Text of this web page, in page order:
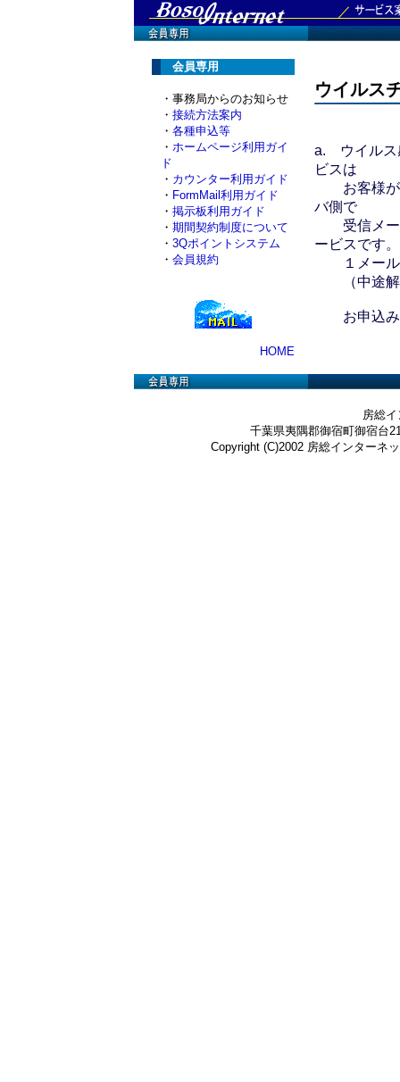
会員専用
・事務局からのお知らせ
・ 接続方法案内
・ 各種申込等
・ ホームページ利用ガイ
ド
・ カウンター利用ガイド
・ FormMail利用ガイド
・ 掲示板利用ガイド
・ 期間契約制度について
・ 3Qポイントシステム
・ 会員規約
HOME
ウイルス
a. ウイルス
ビスは
お客様が
バ側で
受信メー
ービスです。
１メール
（中途解
お申込み
房総
千葉県夷隅郡御宿町御宿台
Copyright (C)2002 房総インターネ